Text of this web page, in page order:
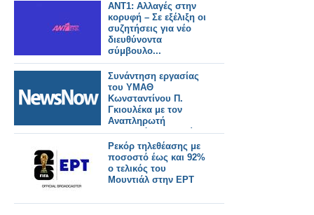
ΑΝΤ1: Αλλαγές στην
κορυφή – Σε εξέλιξη οι
συζητήσεις για νέο
διευθύνοντα
σύμβουλο...
Συνάντηση εργασίας
του ΥΜΑΘ
Κωνσταντίνου Π.
Γκιουλέκα με τον
Αναπληρωτή
Υπουργό Υποδομών
και Μεταφορών
Γιώργο Κώτσηρα.
Ρεκόρ τηλεθέασης με
ποσοστό έως και 92%
ο τελικός του
Μουντιάλ στην ΕΡΤ